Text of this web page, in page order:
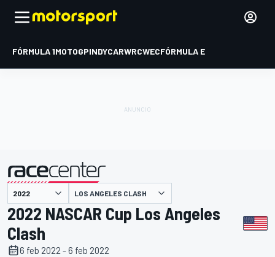
FÓRMULA 1MOTOGPINDYCARWRCWECFÓRMULA E
presentado por LOS ANGELES CLASH
2022 NASCAR Cup Los Angeles
Clash
6 feb 2022 - 6 feb 2022